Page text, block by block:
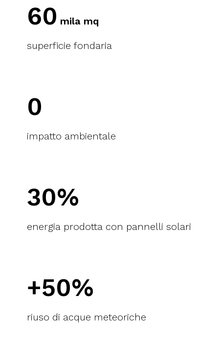
60 mila mq
superficie fondaria
0
impatto ambientale
30%
energia prodotta con pannelli solari
+50%
riuso di acque meteoriche